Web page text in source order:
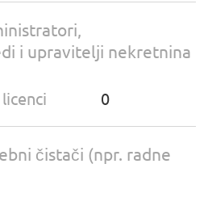
i upravitelji nekretnina
čistači (npr. radne